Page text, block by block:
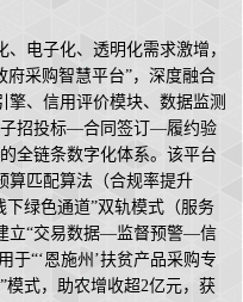
电子化、透明化需求激增，
府采购智慧平台”，深度融合
擎、信用评价模块、数据监测
招投标—合同签订—履约验
全链条数字化体系。该平台
算匹配算法（合规率提升
下绿色通道”双轨模式（服务
立“交易数据—监督预警—信
于“‘恩施州’扶贫产品采购专
模式，助农增收超2亿元，获